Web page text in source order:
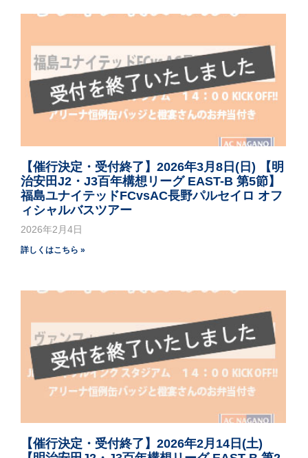
【催行決定・受付終了】2026年3月8日(日) 【明
治安田J2・J3百年構想リーグ EAST-B 第5節】
福島ユナイテッドFCvsAC長野パルセイロ オフ
ィシャルバスツアー
2026年2月4日
詳しくはこちら »
【催行決定・受付終了】2026年2月14日(土)